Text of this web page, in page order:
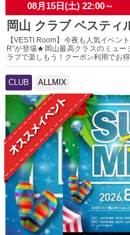
08月15日(土) 22:00～
岡山 クラブ ベスティ
【VESTI Room】今夜も人気イベン
R”が登場★岡山最高クラスのミュー
ラブで楽しもう！クーポン利用でお得
CLUB ALLMIX